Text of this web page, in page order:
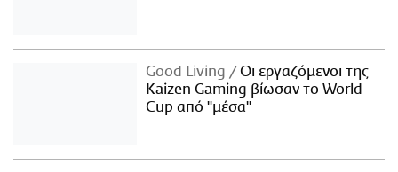
Good Living
Οι εργαζόμενοι της
Kaizen Gaming βίωσαν το World
Cup από "μέσα"